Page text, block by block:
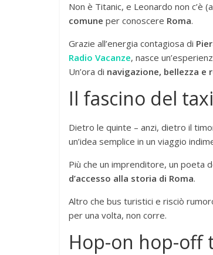
Non è Titanic, e Leonardo non c’è
comune per conoscere Roma.
Grazie all’energia contagiosa di
Radio Vacanze, nasce
Un’ora di navigazione, bellezza e
Il fascino del
Dietro le quinte – anzi, dietro il
un’idea semplice in un viaggio
Più che un imprenditore, un poeta
d’accesso alla storia di Roma.
Altro che bus turistici e risciò
per una volta, non corre.
Hop-on hop-off